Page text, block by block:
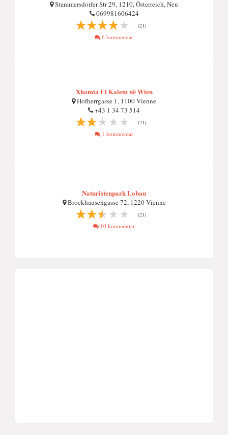
Stammersdorfer Str 29, 1210, Österreich, Neu
069981606424
(21)
6 kommentar
Xhamia El Kalem në Wien
Hofherrgasse 1, 1100 Vienne
+43 1 34 73 514
(21)
1 kommentar
Naturistenpark Lobau
Brockhausengasse 72, 1220 Vienne
(21)
10 kommentar